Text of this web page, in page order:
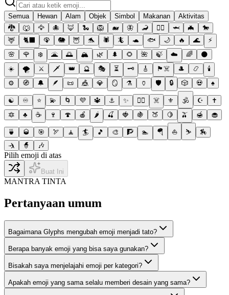
Semua Hewan Alam Objek Simbol Makanan
Aktivitas
🐉
🐺 🦅 🐙 🦊 🐍 🦁 🐋 🦋 🦂 🐦‍🔥 🦈 🦇
🐎
🦌
🐈‍⬛ 🦚 🐘 🦉 🐬 🕷️ 🦎 🐢 🐟 🌙 🔥 🌊
⚡
🌸
🌹 ❄️ 🌋 🌅 🏔️ 🌿 🌲 🌻 🌺 🍃 ☁️ 🌈
🌑
☀️
🌪️ ⚔️ 🗡️ 👑 🔮 🎭 ⏳ 🗝️ 🎸 🏴‍☠️ 🎩 📿
🕯️
⚙️
🧭 🔔 🪶 📜 🎪 💎 🪞 ⚗️ 🏺 🛡️ 🔒 🎲 💀 ♠️
☯️ ♾️ ⭐ 💫 🌀 💜 🔱 ⚓ ✨ ❤️‍🔥 ☠️ ⚜️ 🕉️ ☪️
✝️
🔯
♣️ ☕ 🍷 🍄 🍎 🌶️ 🍒 🍓 🍇 🍑 🍋 🫒 🍯 🧁
🍵 🥃 🎯 🏹 🧘 🏄 🎵 🎨 🧗 🏊 🪂 ⛵ ⛷️
🏇
🤺
🧙 🎶
Pilih emoji di atas
Buat Ini
MANTRA TINTA
Pertanyaan umum
Bagaimana Glyphs mengubah emoji menjadi tato?
Berapa banyak emoji yang bisa saya gunakan?
Bisakah saya menjelajahi emoji per kategori?
Apakah emoji yang sama selalu memberi desain yang sama?